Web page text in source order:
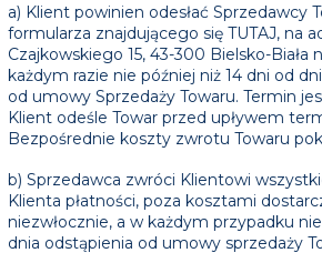
a) Klient powinien odesłać Sprzedawcy
formularza znajdującego się TUTAJ, na
Czajkowskiego 15, 43-300 Bielsko-Biała
każdym razie nie później niż 14 dni od
od umowy Sprzedaży Towaru. Termin
Klient odeśle Towar przed upływem
Bezpośrednie koszty zwrotu Towaru
b) Sprzedawca zwróci Klientowi
Klienta płatności, poza kosztami
niezwłocznie, a w każdym przypadku
dnia odstąpienia od umowy sprzedaży